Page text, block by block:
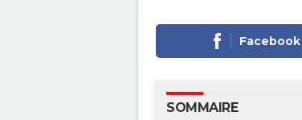
Facebook
SOMMAIRE